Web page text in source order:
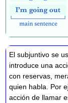
El subjuntivo se
introduce una
con reservas,
quien habla. Por
acción de llamar